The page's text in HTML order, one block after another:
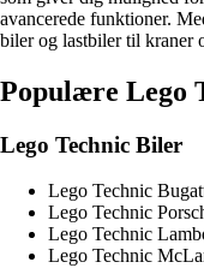
avancerede funktioner.
biler og lastbiler til kraner
Populære Lego
Lego Technic Biler
Lego Technic
Lego Technic
Lego Technic
Lego Technic